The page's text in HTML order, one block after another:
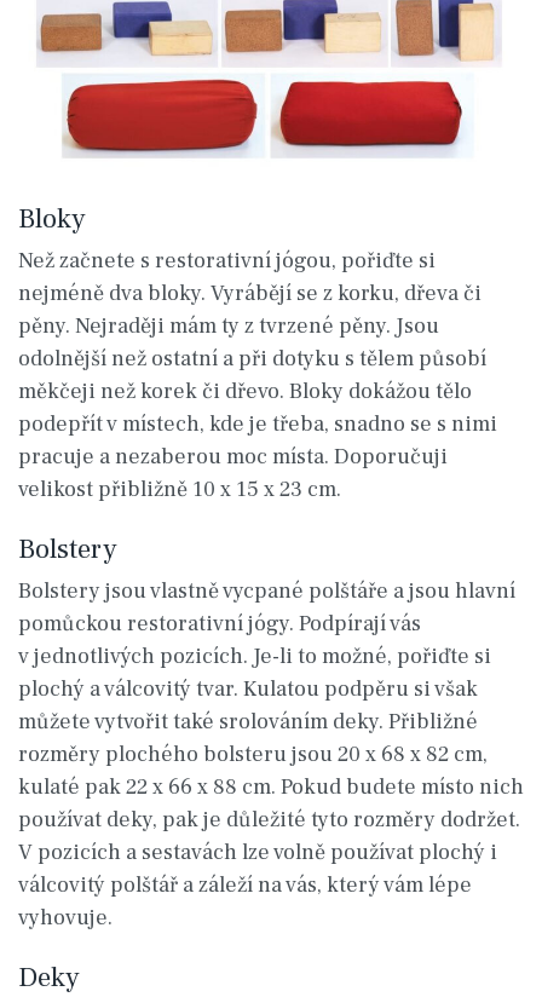
Bloky
Než začnete s restorativní jógou, pořiďte si
nejméně dva bloky. Vyrábějí se z korku, dřeva či
pěny. Nejraději mám ty z tvrzené pěny. Jsou
odolnější než ostatní a při dotyku s tělem působí
měkčeji než korek či dřevo. Bloky dokážou tělo
podepřít v místech, kde je třeba, snadno se s nimi
pracuje a nezaberou moc místa. Doporučuji
velikost přibližně 10 x 15 x 23 cm.
Bolstery
Bolstery jsou vlastně vycpané polštáře a jsou hlavní
pomůckou restorativní jógy. Podpírají vás
v jednotlivých pozicích. Je-li to možné, pořiďte si
plochý a válcovitý tvar. Kulatou podpěru si však
můžete vytvořit také srolováním deky. Přibližné
rozměry plochého bolsteru jsou 20 x 68 x 82 cm,
kulaté pak 22 x 66 x 88 cm. Pokud budete místo nich
používat deky, pak je důležité tyto rozměry dodržet.
V pozicích a sestavách lze volně používat plochý i
válcovitý polštář a záleží na vás, který vám lépe
vyhovuje.
Deky